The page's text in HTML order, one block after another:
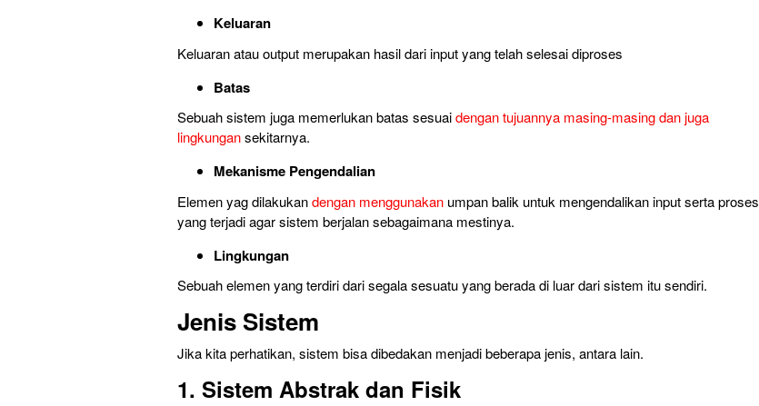
Keluaran
Keluaran atau output merupakan hasil dari input yang telah selesai diproses
Batas
Sebuah sistem juga memerlukan batas sesuaidengan tujuannya masing-masing dan juga
lingkungansekitarnya.
Mekanisme Pengendalian
Elemen yag dilakukandengan menggunakan umpan balik untuk mengendalikan input serta proses
yang terjadi agar sistem berjalan sebagaimana mestinya.
Lingkungan
Sebuah elemen yang terdiri dari segala sesuatu yang berada di luar dari sistem itu sendiri.
Jenis Sistem
Jika kita perhatikan, sistem bisa dibedakan menjadi beberapa jenis, antara lain.
1. Sistem Abstrak dan Fisik